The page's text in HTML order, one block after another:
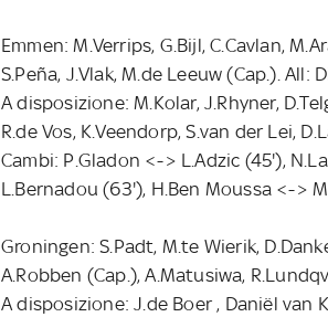
Emmen: M.Verrips, G.Bijl, C.Cavlan,
S.Peña, J.Vlak, M.de Leeuw (Cap.). All:
A disposizione: M.Kolar, J.Rhyner,
R.de Vos, K.Veendorp, S.van der Lei,
Cambi: P.Gladon <-> L.Adzic (45'),
L.Bernadou (63'), H.Ben Moussa <->
Groningen: S.Padt, M.te Wierik,
A.Robben (Cap.), A.Matusiwa,
A disposizione: J.de Boer , Daniël van